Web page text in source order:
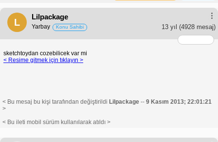
L
Lilpackage
13 yıl (4928 mesaj)
Yarbay Konu Sahibi
sketchtoydan cozebilicek var mi
< Resime gitmek için tıklayın >
< Bu mesaj bu kişi tarafından değiştirildi Lilpackage -- 9 Kasım 2013; 22:01:21
>
< Bu ileti mobil sürüm kullanılarak atıldı >